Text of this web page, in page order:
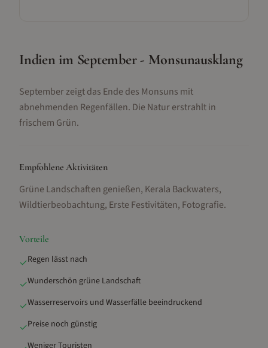
Indien im September - Monsunausklang
September zeigt das Ende des Monsuns mit
abnehmenden Regenfällen. Die Natur erstrahlt in
frischem Grün.
Empfohlene Aktivitäten
Grüne Landschaften genießen, Kerala Backwaters,
Wildtierbeobachtung, Erste Festivitäten, Fotografie.
Vorteile
✓Regen lässt nach
✓Wunderschön grüne Landschaft
✓Wasserreservoirs und Wasserfälle beeindruckend
✓Preise noch günstig
Weniger Touristen